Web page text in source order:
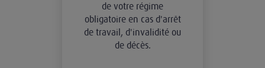
de votre régime
obligatoire en cas d'arrêt
de travail, d'invalidité ou
de décès.